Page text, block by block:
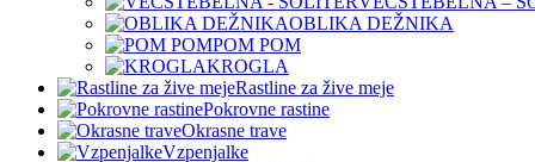
OBLIKA DEŽNIKA
POM POM
KROGLA
Rastline za žive meje
Pokrovne rastine
Okrasne trave
Vzpenjalke